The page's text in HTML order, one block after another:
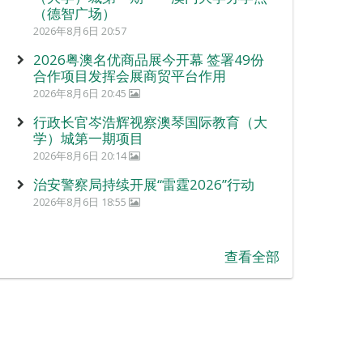
（德智广场）
2026年8月6日 20:57
2026粤澳名优商品展今开幕 签署49份
合作项目发挥会展商贸平台作用
2026年8月6日 20:45
行政长官岑浩辉视察澳琴国际教育（大
学）城第一期项目
2026年8月6日 20:14
治安警察局持续开展“雷霆2026”行动
2026年8月6日 18:55
查看全部